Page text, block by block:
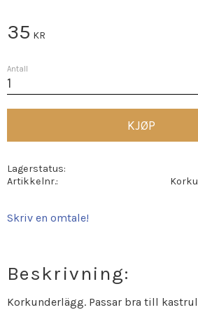
35 KR
Antall
KJØP
Lagerstatus
Artikkelnr.
Skriv en omtale!
Beskrivning:
Korkunderlägg. Passar bra till